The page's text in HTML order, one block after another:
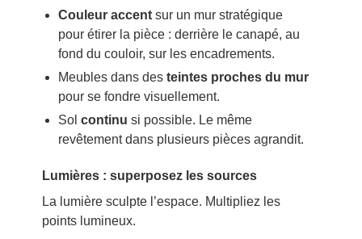
Couleur accentsur un mur stratégique
pour étirer la pièce : derrière le canapé, au
fond du couloir, sur les encadrements.
Meubles dans des teintes proches du mur
pour se fondre visuellement.
Sol continu si possible. Le même
revêtement dans plusieurs pièces agrandit.
Lumières : superposez les sources
La lumière sculpte l’espace. Multipliez les
points lumineux.